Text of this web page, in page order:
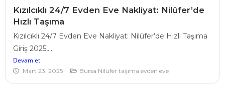
Kızılcıklı 24/7 Evden Eve Nakliyat: Nilüfer’de
Hızlı Taşıma
Kızılcıklı 24/7 Evden Eve Nakliyat: Nilüfer’de Hızlı Taşıma
Giriş 2025,...
Devam et
Mart 23, 2025 Bursa Nilüfer taşıma evden eve